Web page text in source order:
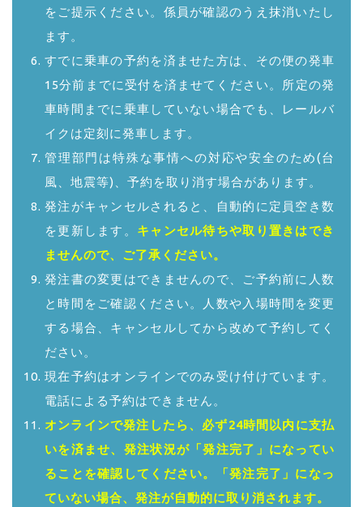
をご提示ください。係員が確認のうえ抹消いたし
ます。
すでに乗車の予約を済ませた方は、その便の発車
15分前までに受付を済ませてください。所定の発
車時間までに乗車していない場合でも、レールバ
イクは定刻に発車します。
管理部門は特殊な事情への対応や安全のため(台
風、地震等)、予約を取り消す場合があります。
発注がキャンセルされると、自動的に定員空き数
を更新します。 キャンセル待ちや取り置きはでき
ませんので、ご了承ください。
発注書の変更はできませんので、ご予約前に人数
と時間をご確認ください。人数や入場時間を変更
する場合、キャンセルしてから改めて予約してく
ださい。
現在予約はオンラインでのみ受け付けています。
電話による予約はできません。
オンラインで発注したら、必ず24時間以内に支払
いを済ませ、発注状況が「発注完了」になってい
ることを確認してください。「発注完了」になっ
ていない場合、発注が自動的に取り消されます。